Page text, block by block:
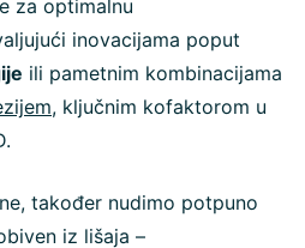
za optimalnu
inovacijama poput
ili pametnim kombinacijama
, ključnim kofaktorom u
također nudimo potpuno
iz lišaja –